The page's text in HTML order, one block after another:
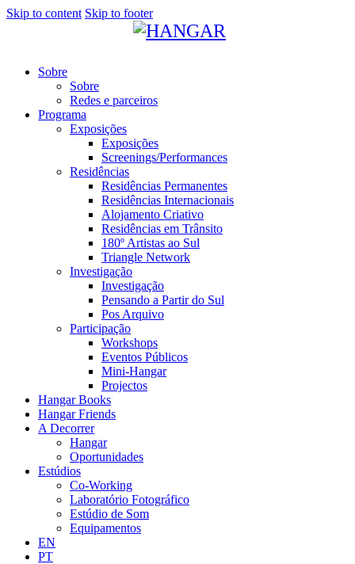
Skip to content Skip to footer
Sobre
Sobre
Redes e parceiros
Programa
Exposições
Exposições
Screenings/Performances
Residências
Residências Permanentes
Residências Internacionais
Alojamento Criativo
Residências em Trânsito
180º Artistas ao Sul
Triangle Network
Investigação
Investigação
Pensando a Partir do Sul
Pos Arquivo
Participação
Workshops
Eventos Públicos
Mini-Hangar
Projectos
Hangar Books
Hangar Friends
A Decorrer
Hangar
Oportunidades
Estúdios
Co-Working
Laboratório Fotográfico
Estúdio de Som
Equipamentos
EN
PT